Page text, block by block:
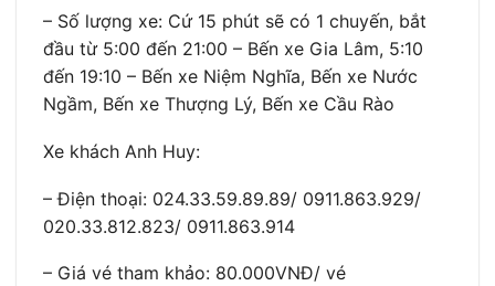
– Số lượng xe: Cứ 15 phút sẽ có 1 chuyến, bắt
đầu từ 5:00 đến 21:00 – Bến xe Gia Lâm, 5:10
đến 19:10 – Bến xe Niệm Nghĩa, Bến xe Nước
Ngầm, Bến xe Thượng Lý, Bến xe Cầu Rào
Xe khách Anh Huy:
– Điện thoại: 024.33.59.89.89/ 0911.863.929/
020.33.812.823/ 0911.863.914
– Giá vé tham khảo: 80.000VNĐ/ vé